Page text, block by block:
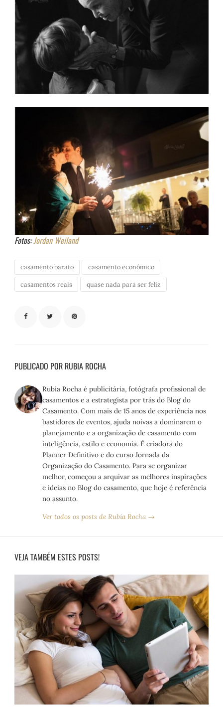
Fotos:Jordan Weiland
casamento barato casamento econômico
casamentos reais quase nada para ser feliz
PUBLICADO POR RUBIA ROCHA
Rubia Rocha é publicitária, fotógrafa profissional de
casamentos e a estrategista por trás do Blog do
Casamento. Com mais de 15 anos de experiência nos
bastidores de eventos, ajuda noivas a dominarem o
planejamento e a organização de casamento com
inteligência, estilo e economia. É criadora do
Planner Definitivo e do curso Jornada da
Organização do Casamento. Para se organizar
melhor, começou a arquivar as melhores inspirações
e ideias no Blog do casamento, que hoje é referência
no assunto.
Ver todos os posts de Rubia Rocha →
VEJA TAMBÉM ESTES POSTS!